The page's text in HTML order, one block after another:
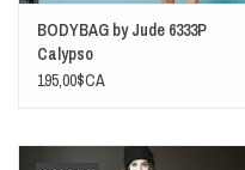
BODYBAG by Jude 6333P
Calypso
195,00$CA